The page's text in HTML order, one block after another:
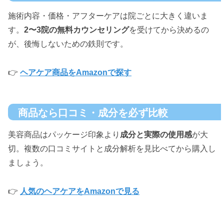
施術内容・価格・アフターケアは院ごとに大きく違いま
す。 2〜3院の無料カウンセリングを受けてから決めるの
が、後悔しないための鉄則です。
👉 ヘアケア商品をAmazonで探す
商品なら口コミ・成分を必ず比較
美容商品はパッケージ印象より 成分と実際の使用感が大
切。複数の口コミサイトと成分解析を見比べてから購入し
ましょう。
👉 人気のヘアケアをAmazonで見る